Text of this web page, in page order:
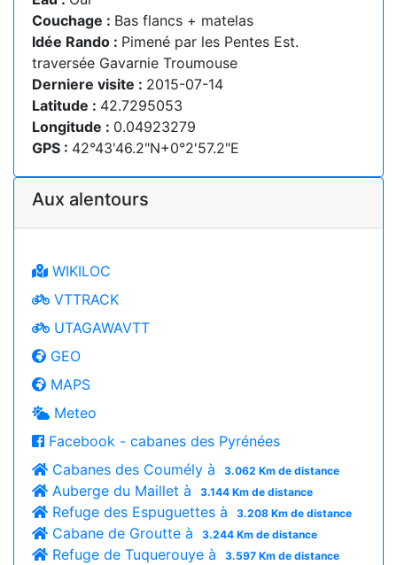
Couchage : Bas flancs + matelas
Idée Rando : Pimené par les Pentes Est.
traversée Gavarnie Troumouse
Derniere visite : 2015-07-14
Latitude : 42.7295053
Longitude : 0.04923279
GPS : 42°43'46.2"N+0°2'57.2"E
Aux alentours
WIKILOC
VTTRACK
UTAGAWAVTT
GEO
MAPS
Meteo
Facebook - cabanes des Pyrénées
Cabanes des Coumély à
3.062 Km de distance
Auberge du Maillet à 3.144 Km de distance
Refuge des Espuguettes à 3.208 Km de distance
Cabane de Groutte à 3.244 Km de distance
Refuge de Tuquerouye à 3.597 Km de distance